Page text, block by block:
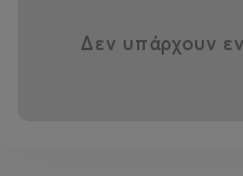
Αν ναι, αυτή η παράσταση
Δεν υπάρχουν